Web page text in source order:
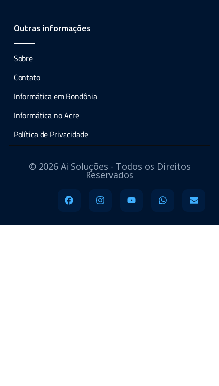
Outras informações
Sobre
Contato
Informática em Rondônia
Informática no Acre
Política de Privacidade
© 2026 Ai Soluções - Todos os Direitos
Reservados